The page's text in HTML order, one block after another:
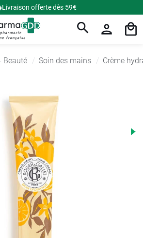
Livraison offerte dès 59€
Beauté Soin des mains Crème